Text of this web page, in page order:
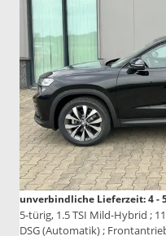
unverbindliche Lieferzeit: 4 -
5-türig, 1.5 TSI Mild-Hybrid ;
DSG (Automatik) ;